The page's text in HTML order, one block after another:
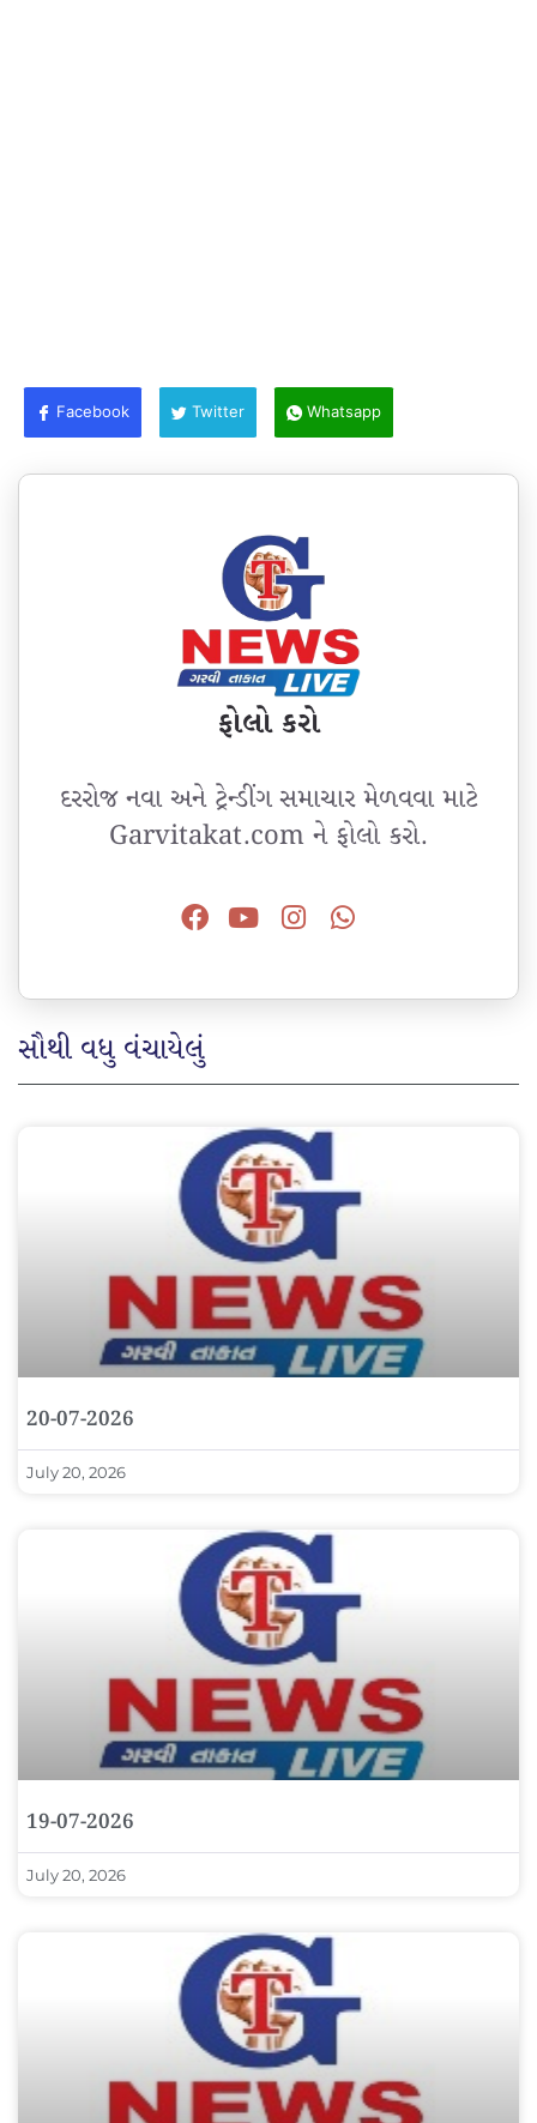
Facebook Twitter Whatsapp
ફોલો કરો
દરરોજ નવા અને ટ્રેન્ડીંગ સમાચાર મેળવવા માટે
Garvitakat.com ને ફોલો કરો.
સૌથી વધુ વંચાયેલું
20-07-2026
July 20, 2026
19-07-2026
July 20, 2026